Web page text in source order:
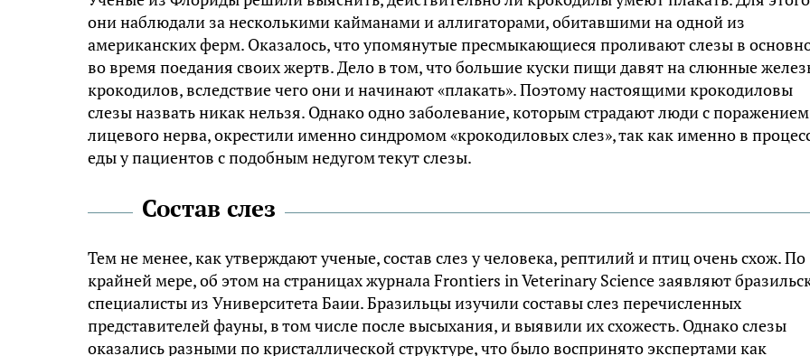
они наблюдали за несколькими кайманами и аллигаторами, обитавшими на одной из
американских ферм. Оказалось, что упомянутые пресмыкающиеся проливают слезы в
во время поедания своих жертв. Дело в том, что большие куски пищи давят на слюнные
крокодилов, вследствие чего они и начинают «плакать». Поэтому настоящими крокодиловы
слезы назвать никак нельзя. Однако одно заболевание, которым страдают люди с поражением
лицевого нерва, окрестили именно синдромом «крокодиловых слез», так как именно в
еды у пациентов с подобным недугом текут слезы.
Состав слез
Тем не менее, как утверждают ученые, состав слез у человека, рептилий и птиц очень схож. По
крайней мере, об этом на страницах журнала Frontiers in Veterinary Science заявляют
специалисты из Университета Баии. Бразильцы изучили составы слез перечисленных
представителей фауны, в том числе после высыхания, и выявили их схожесть. Однако слезы
оказались разными по кристаллической структуре, что было воспринято экспертами как